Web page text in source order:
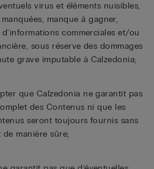
virus et éléments nuisibles,
manque à gagner,
commerciales et/ou
sous réserve des dommages
grave imputable à Calzedonia;
que Calzedonia ne garantit pas
des Contenus ni que les
seront toujours fournis sans
manière sûre;